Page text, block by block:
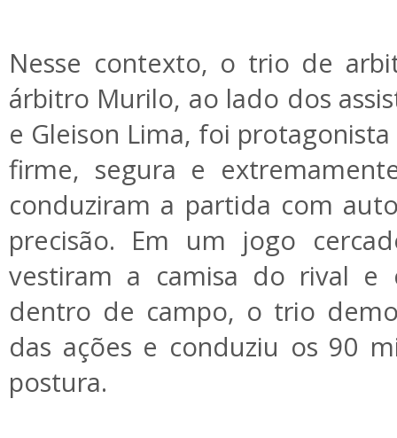
Nesse contexto, o trio de
árbitro Murilo, ao lado dos
e Gleison Lima, foi
firme, segura e
conduziram a partida com
precisão. Em um jogo
vestiram a camisa do rival e
dentro de campo, o trio
das ações e conduziu os 90
postura.